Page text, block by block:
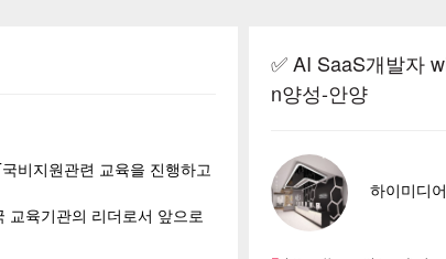
✅ AI SaaS개발자
n양성-안양
하이미디
비지원관련 교육을 진행하고
교육기관의 리더로서 앞으로